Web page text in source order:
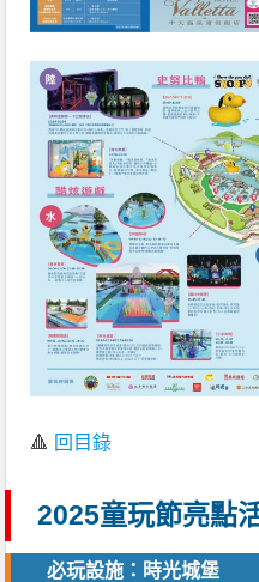
🔺 回目錄
2025童玩節亮點
必玩設施：時光城堡